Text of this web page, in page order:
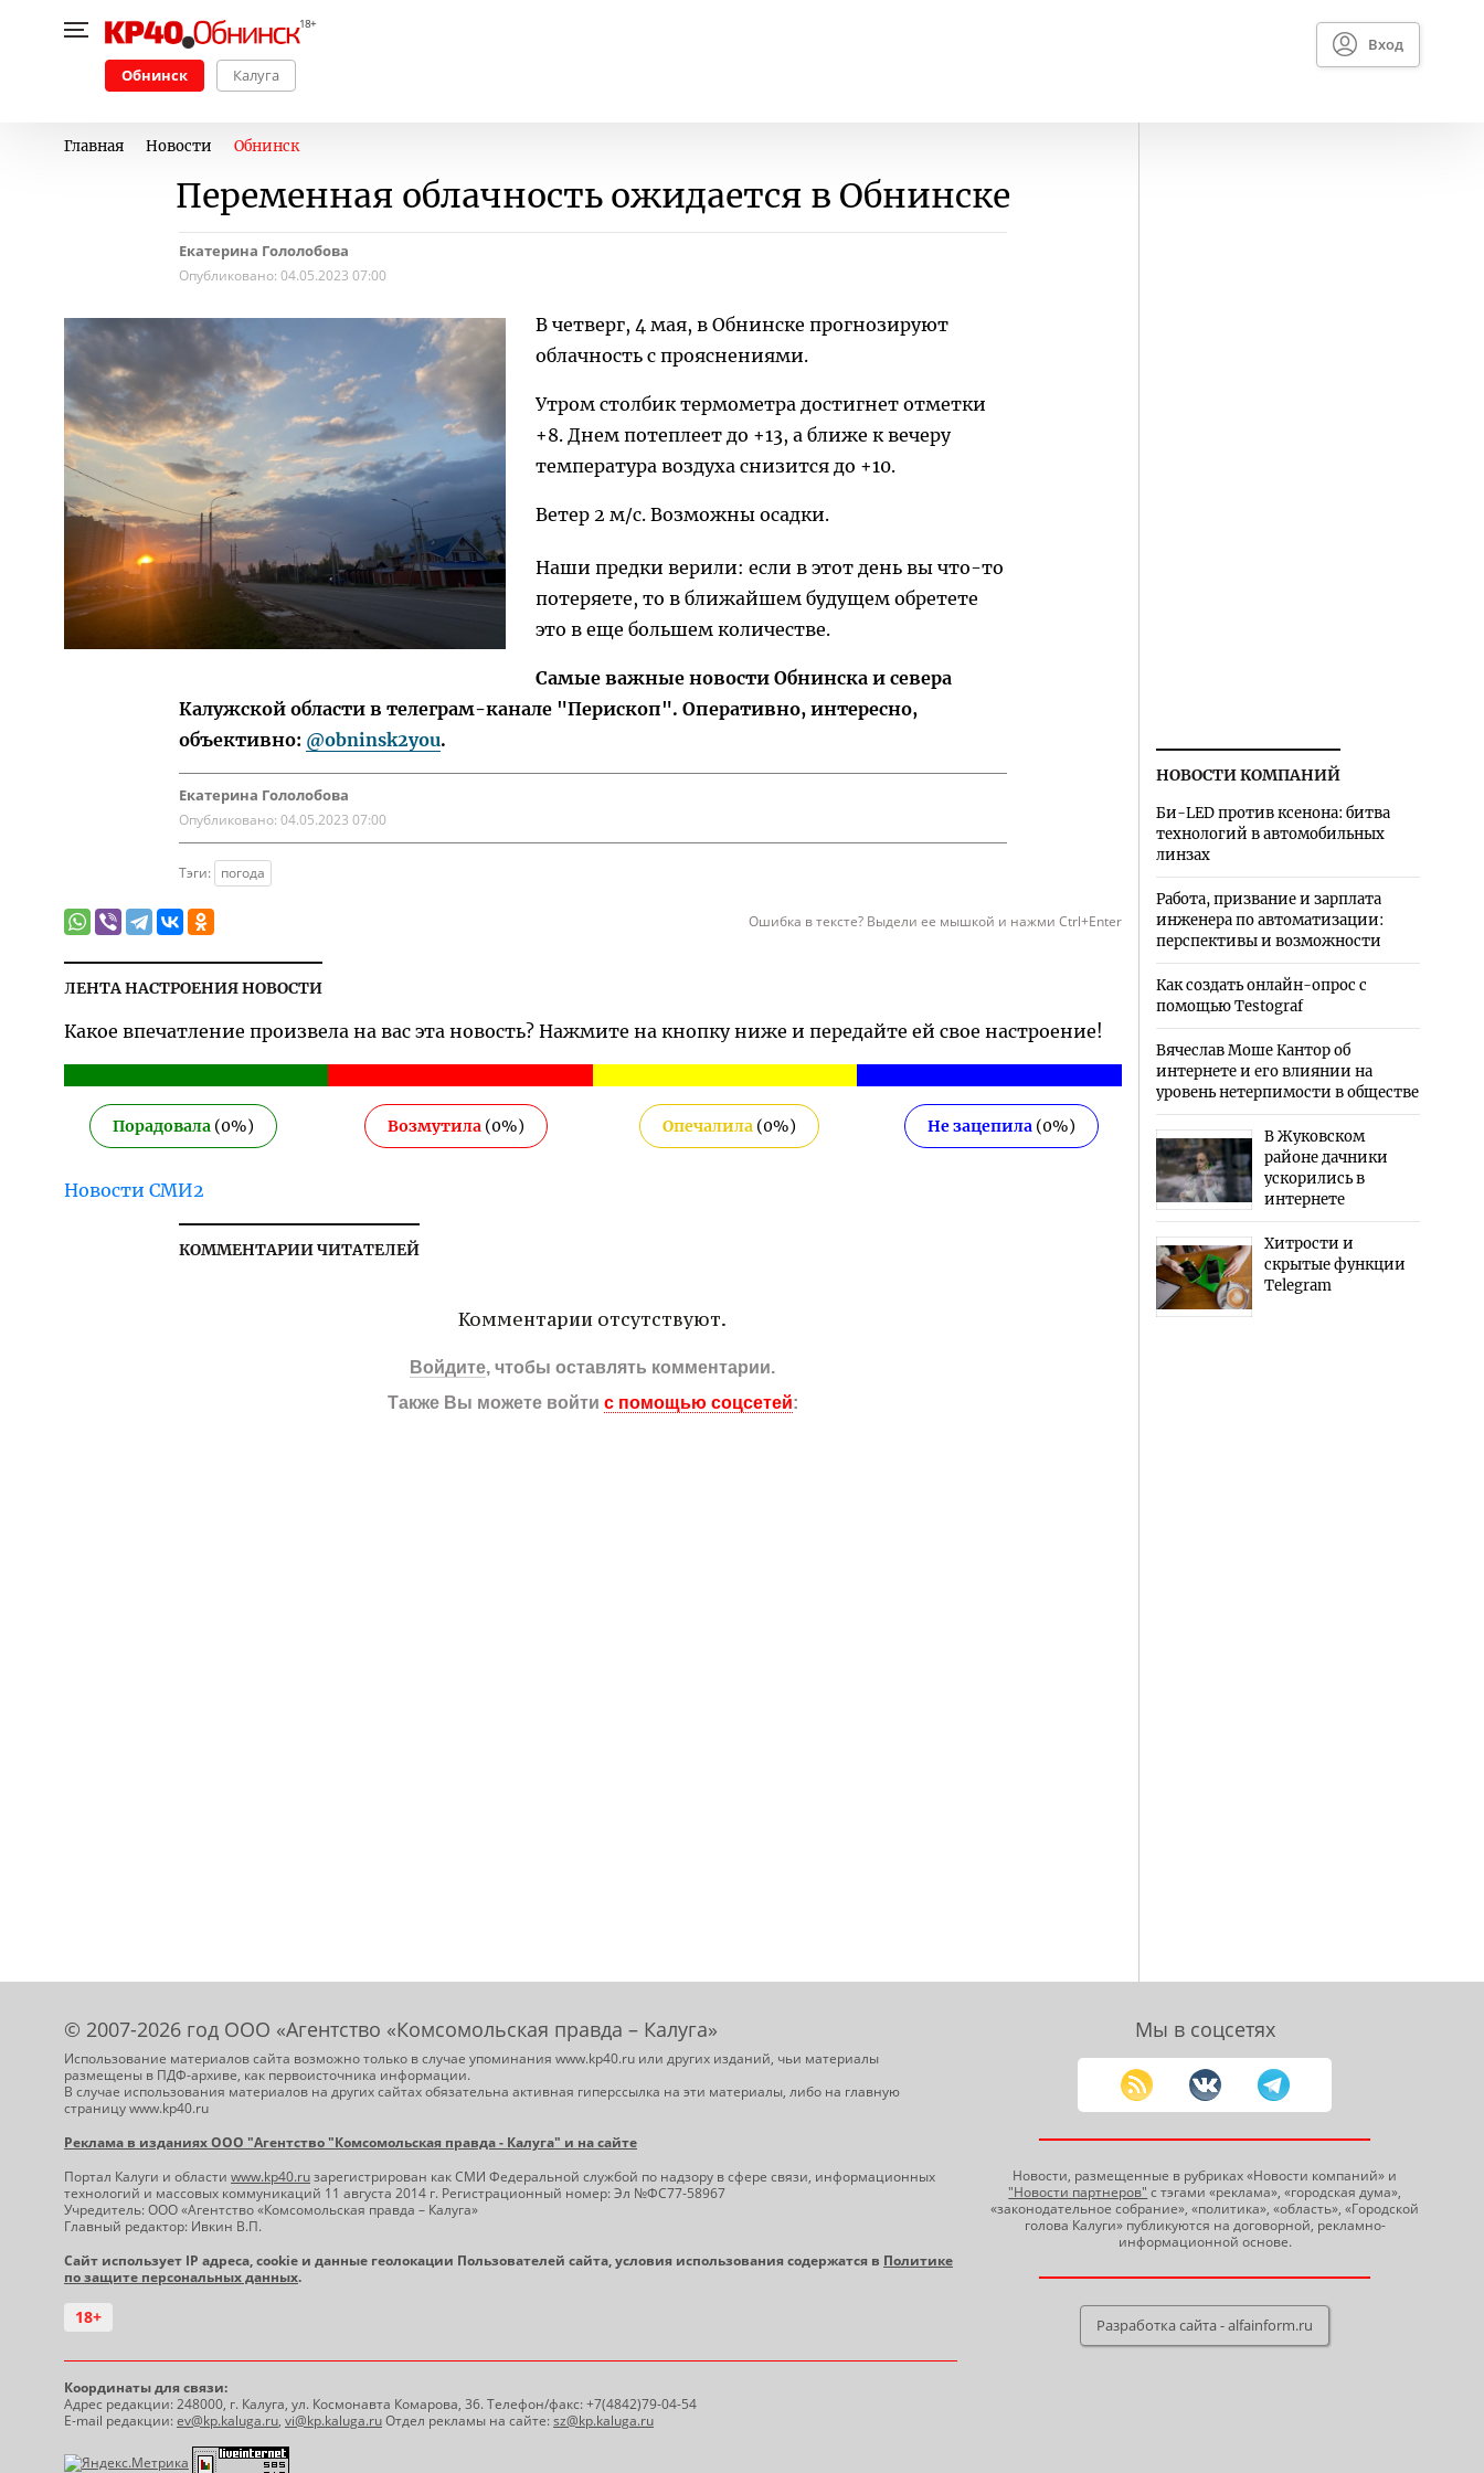
Обнинск Калуга
Вход
Главная Новости Обнинск
Переменная облачность ожидается в Обнинске
Екатерина Гололобова
Опубликовано: 04.05.2023 07:00
В четверг, 4 мая, в Обнинске прогнозируют
облачность с прояснениями.
Утром столбик термометра достигнет отметки
+8. Днем потеплеет до +13, а ближе к вечеру
температура воздуха снизится до +10.
Ветер 2 м/с. Возможны осадки.
Наши предки верили: если в этот день вы что-то
потеряете, то в ближайшем будущем обретете
это в еще большем количестве.
Самые важные новости Обнинска и севера
Калужской области в телеграм-канале "Перископ". Оперативно, интересно,
объективно: @obninsk2you.
Екатерина Гололобова
Опубликовано: 04.05.2023 07:00
Тэги: погода
Ошибка в тексте? Выдели ее мышкой и нажми Ctrl+Enter
ЛЕНТА НАСТРОЕНИЯ НОВОСТИ
Какое впечатление произвела на вас эта новость? Нажмите на кнопку ниже и передайте ей свое настроение!
Порадовала (0%) Возмутила (0%) Опечалила(0%) Не зацепила (0%)
Новости СМИ2
КОММЕНТАРИИ ЧИТАТЕЛЕЙ
Комментарии отсутствуют.
Войдите, чтобы оставлять комментарии.
Также Вы можете войти с помощью соцсетей:
НОВОСТИ КОМПАНИЙ
Би-LED против ксенона: битва
технологий в автомобильных
линзах
Работа, призвание и зарплата
инженера по автоматизации:
перспективы и возможности
Как создать онлайн-опрос с
помощью Testograf
Вячеслав Моше Кантор об
интернете и его влиянии на
уровень нетерпимости в обществе
В Жуковском
районе дачники
ускорились в
интернете
Хитрости и
скрытые функции
Telegram
© 2007-2026 год ООО «Агентство «Комсомольская правда – Калуга»
Использование материалов сайта возможно только в случае упоминания www.kp40.ru или других изданий, чьи материалы
размещены в ПДФ-архиве, как первоисточника информации.
В случае использования материалов на других сайтах обязательна активная гиперссылка на эти материалы, либо на главную
страницу www.kp40.ru
Реклама в изданиях ООО "Агентство "Комсомольская правда - Калуга" и на сайте
Портал Калуги и области www.kp40.ruзарегистрирован как СМИ Федеральной службой по надзору в сфере связи, информационных
технологий и массовых коммуникаций 11 августа 2014 г. Регистрационный номер: Эл №ФС77-58967
Учредитель: ООО «Агентство «Комсомольская правда – Калуга»
Главный редактор: Ивкин В.П.
Сайт использует IP адреса, cookie и данные геолокации Пользователей сайта, условия использования содержатся в Политике
по защите персональных данных.
18+
Координаты для связи:
Адрес редакции: 248000, г. Калуга, ул. Космонавта Комарова, 36. Телефон/факс: +7(4842)79-04-54
E-mail редакции:ev@kp.kaluga.ru, vi@kp.kaluga.ruОтдел рекламы на сайте:sz@kp.kaluga.ru
Мы в соцсетях
Новости, размещенные в рубриках «Новости компаний» и
"Новости партнеров" с тэгами «реклама», «городская дума»,
«законодательное собрание», «политика», «область», «Городской
голова Калуги» публикуются на договорной, рекламно-
информационной основе.
Разработка сайта - alfainform.ru